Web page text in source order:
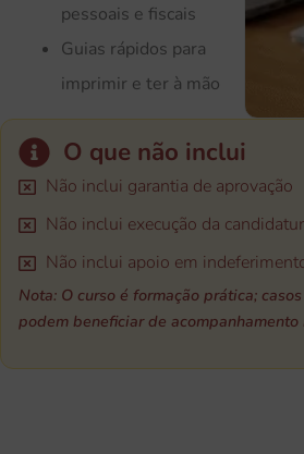
pessoais e fiscais
Guias rápidos para
imprimir e ter à mão
O que não inclui
Não inclui garantia de aprovação
Não inclui execução da
Não inclui apoio em
Nota: O curso é formação prática;
podem beneficiar de